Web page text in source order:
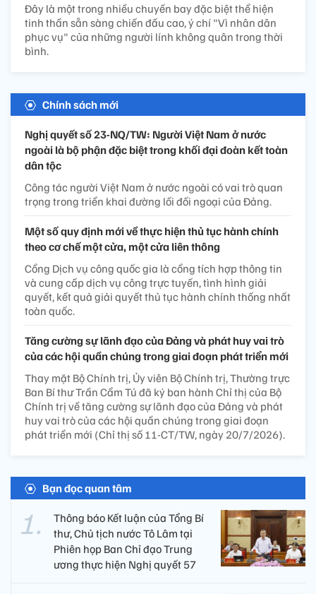
Đây là một trong nhiều chuyến bay đặc biệt thể hiện
tinh thần sẵn sàng chiến đấu cao, ý chí "Vì nhân dân
phục vụ" của những người lính không quân trong thời
bình.
Chính sách mới
Nghị quyết số 23-NQ/TW: Người Việt Nam ở nước
ngoài là bộ phận đặc biệt trong khối đại đoàn kết toàn
dân tộc
Công tác người Việt Nam ở nước ngoài có vai trò quan
trọng trong triển khai đường lối đối ngoại của Đảng.
Một số quy định mới về thực hiện thủ tục hành chính
theo cơ chế một cửa, một cửa liên thông
Cổng Dịch vụ công quốc gia là cổng tích hợp thông tin
và cung cấp dịch vụ công trực tuyến, tình hình giải
quyết, kết quả giải quyết thủ tục hành chính thống nhất
toàn quốc.
Tăng cường sự lãnh đạo của Đảng và phát huy vai trò
của các hội quần chúng trong giai đoạn phát triển mới
Thay mặt Bộ Chính trị, Ủy viên Bộ Chính trị, Thường trực
Ban Bí thư Trần Cẩm Tú đã ký ban hành Chỉ thị của Bộ
Chính trị về tăng cường sự lãnh đạo của Đảng và phát
huy vai trò của các hội quần chúng trong giai đoạn
phát triển mới (Chỉ thị số 11-CT/TW, ngày 20/7/2026).
Bạn đọc quan tâm
Thông báo Kết luận của Tổng Bí
thư, Chủ tịch nước Tô Lâm tại
Phiên họp Ban Chỉ đạo Trung
ương thực hiện Nghị quyết 57